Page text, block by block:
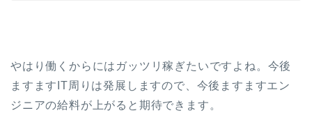
やはり働くからにはガッツリ稼ぎたいですよね。今後
ますますIT周りは発展しますので、今後ますますエン
ジニアの給料が上がると期待できます。